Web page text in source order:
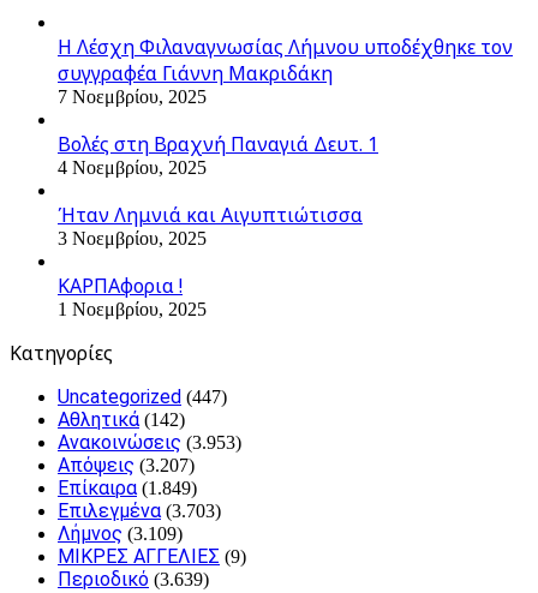
Η Λέσχη Φιλαναγνωσίας Λήμνου υποδέχθηκε τον
συγγραφέα Γιάννη Μακριδάκη
7 Νοεμβρίου, 2025
Βολές στη Βραχνή Παναγιά Δευτ. 1
4 Νοεμβρίου, 2025
Ήταν Λημνιά και Αιγυπτιώτισσα
3 Νοεμβρίου, 2025
ΚΑΡΠΑφορια !
1 Νοεμβρίου, 2025
Kατηγορίες
Uncategorized (447)
Αθλητικά (142)
Ανακοινώσεις (3.953)
Απόψεις (3.207)
Επίκαιρα (1.849)
Επιλεγμένα (3.703)
Λήμνος (3.109)
ΜΙΚΡΕΣ ΑΓΓΕΛΙΕΣ (9)
Περιοδικό (3.639)